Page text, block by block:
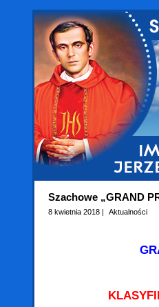
Szachowe „GRAND
8 kwietnia 2018 | Aktualności